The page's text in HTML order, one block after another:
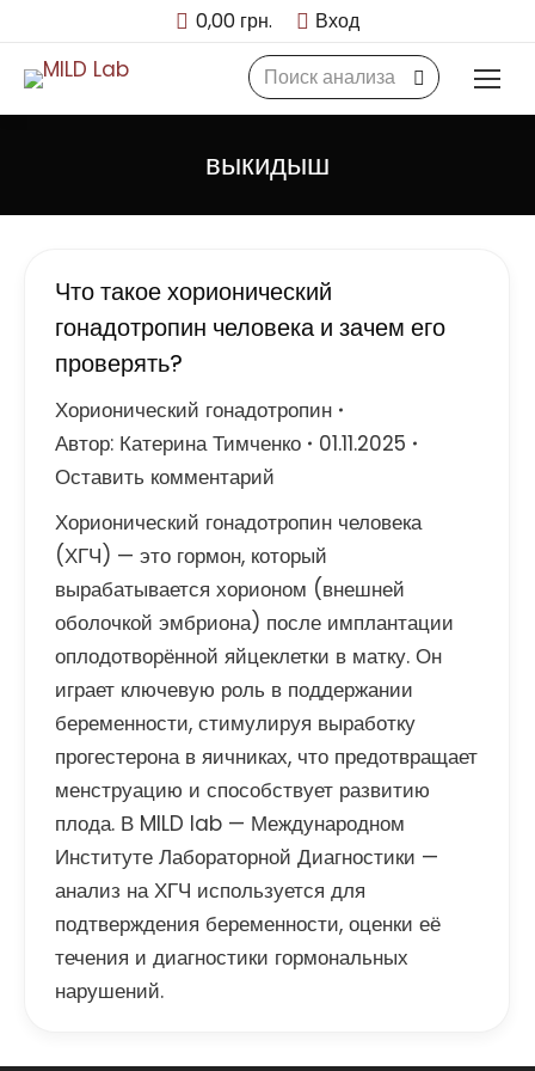
0,00 грн. Вход
Search:
выкидыш
Что такое хорионический
гонадотропин человека и зачем его
проверять?
Хорионический гонадотропин
Автор: Катерина Тимченко
01.11.2025
Оставить комментарий
Хорионический гонадотропин человека
(ХГЧ) — это гормон, который
вырабатывается хорионом (внешней
оболочкой эмбриона) после имплантации
оплодотворённой яйцеклетки в матку. Он
играет ключевую роль в поддержании
беременности, стимулируя выработку
прогестерона в яичниках, что предотвращает
менструацию и способствует развитию
плода. В MILD lab — Международном
Институте Лабораторной Диагностики —
анализ на ХГЧ используется для
подтверждения беременности, оценки её
течения и диагностики гормональных
нарушений.